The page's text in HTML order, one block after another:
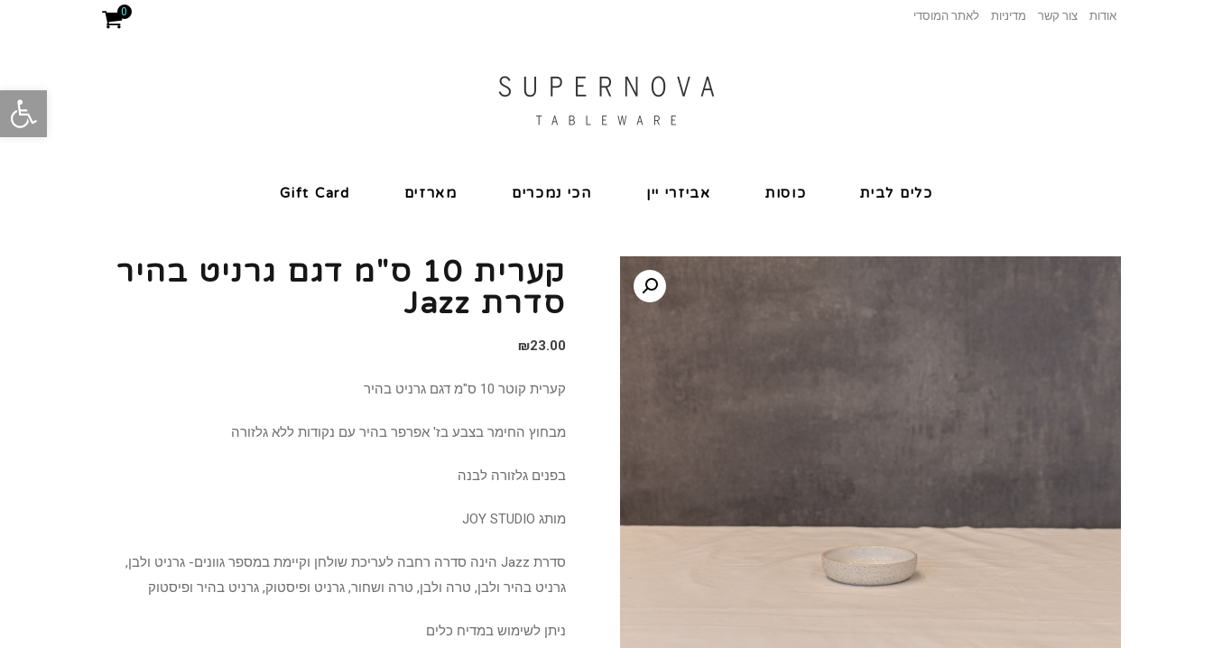
פתח
אודות צור קשר מדיניות לאתר המוסדי 0
כלים לבית כוסות אביזרי יין הכי נמכרים מארזים Gift Card
קערית 10 ס"מ דגם גרניט בהיר
סדרת Jazz
₪23.00
קערית קוטר 10 ס"מ דגם גרניט בהיר
מבחוץ החימר בצבע בז' אפרפר בהיר עם נקודות ללא גלזורה
בפנים גלזורה לבנה
מותג JOY STUDIO
סדרת Jazz הינה סדרה רחבה לעריכת שולחן וקיימת במספר גוונים- גרניט ולבן,
גרניט בהיר ולבן, טרה ולבן, טרה ושחור, גרניט ופיסטוק, גרניט בהיר ופיסטוק
ניתן לשימוש במדיח כלים